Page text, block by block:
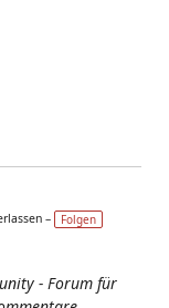
–
Folgen
- Forum für